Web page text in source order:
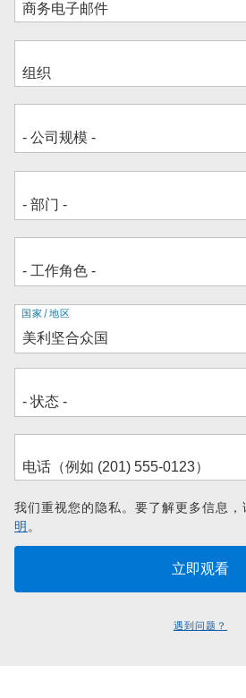
地
址
国家/地区
我们重视您的隐私。要了解更多信息，
明。
遇到问题？